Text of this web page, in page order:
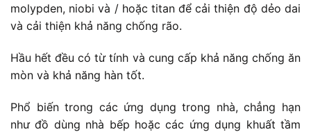
molypden, niobi và / hoặc titan để cải thiện độ dẻo dai
và cải thiện khả năng chống rão.
Hầu hết đều có từ tính và cung cấp khả năng chống ăn
mòn và khả năng hàn tốt.
Phổ biến trong các ứng dụng trong nhà, chẳng hạn
như đồ dùng nhà bếp hoặc các ứng dụng khuất tầm